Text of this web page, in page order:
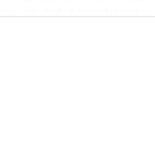
använt deras tjänster.